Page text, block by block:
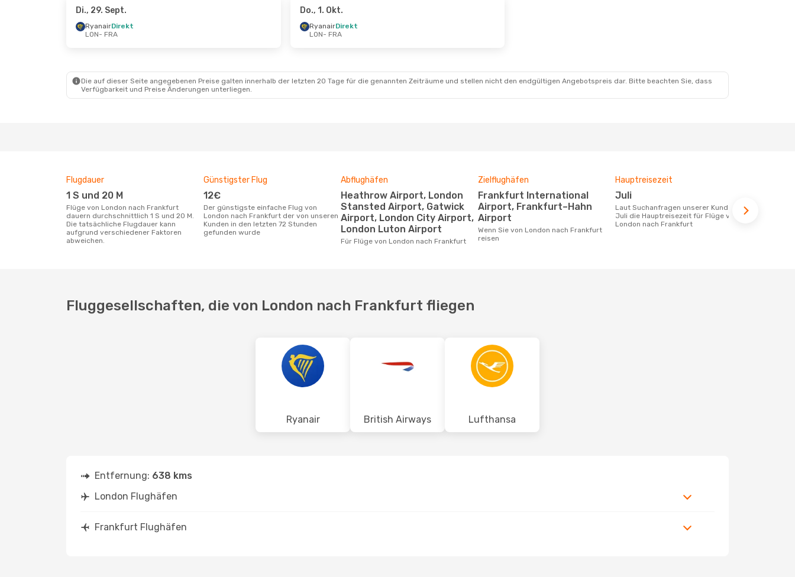
- Mo., 12. Okt. - Mo., 19. Okt.
FRA
- LON
FRA
- LON
Di., 29. Sept.
RyanairDirekt
LON- FRA
Do., 1. Okt.
RyanairDirekt
LON- FRA
Die auf dieser Seite angegebenen Preise galten innerhalb der letzten 20 Tage für die genannten Zeiträume und stellen nicht den endgültigen Angebotspreis dar. Bitte beachten Sie, dass
Verfügbarkeit und Preise Änderungen unterliegen.
Flugdauer
1 S und 20 M
Flüge von London nach Frankfurt
dauern durchschnittlich 1 S und 20 M.
Die tatsächliche Flugdauer kann
aufgrund verschiedener Faktoren
abweichen.
Günstigster Flug
12€
Der günstigste einfache Flug von
London nach Frankfurt der von unseren
Kunden in den letzten 72 Stunden
gefunden wurde
Abflughäfen
Heathrow Airport, London
Stansted Airport, Gatwick
Airport, London City Airport,
London Luton Airport
Für Flüge von London nach Frankfurt
Zielflughäfen
Frankfurt International
Airport, Frankfurt–Hahn
Airport
Wenn Sie von London nach Frankfurt
reisen
Hauptreisezeit
Juli
Laut Suchanfragen unserer Kunden ist
Juli die Hauptreisezeit für Flüge von
London nach Frankfurt
Fluggesellschaften, die von London nach Frankfurt fliegen
Ryanair British Airways Lufthansa
Entfernung: 638 kms
London Flughäfen
Frankfurt Flughäfen